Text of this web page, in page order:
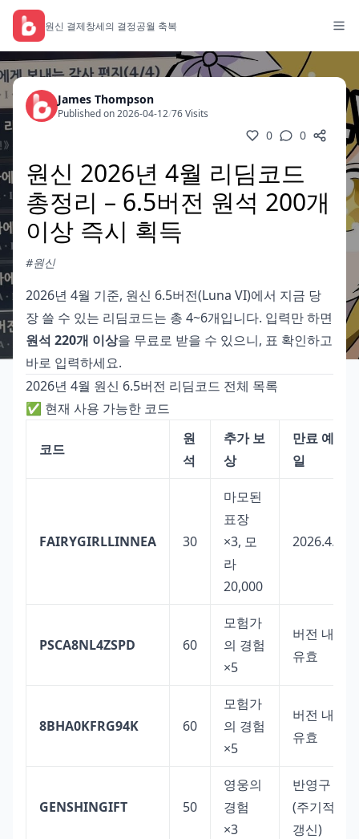
원신 결제창세의 결정공월 축복
James Thompson
Published on 2026-04-12/76 Visits
0 0
원신 2026년 4월 리딤코드
총정리 – 6.5버전 원석 200개
이상 즉시 획득
#원신
2026년 4월 기준, 원신 6.5버전(Luna VI)에서 지금 당
장 쓸 수 있는 리딤코드는 총 4~6개입니다. 입력만 하면
원석 220개 이상을 무료로 받을 수 있으니, 표 확인하고
바로 입력하세요.
2026년 4월 원신 6.5버전 리딤코드 전체 목록
✅ 현재 사용 가능한 코드
코드
원
석
추가 보
상
만료 예상
일
FAIRYGIRLLINNEA 30
마모된
표장
×3, 모
라
20,000
2026.4.28
PSCA8NL4ZSPD 60
모험가
의 경험
×5
버전 내
유효
8BHA0KFRG94K 60
모험가
의 경험
×5
버전 내
유효
GENSHINGIFT 50
영웅의
경험
×3
반영구
(주기적
갱신)